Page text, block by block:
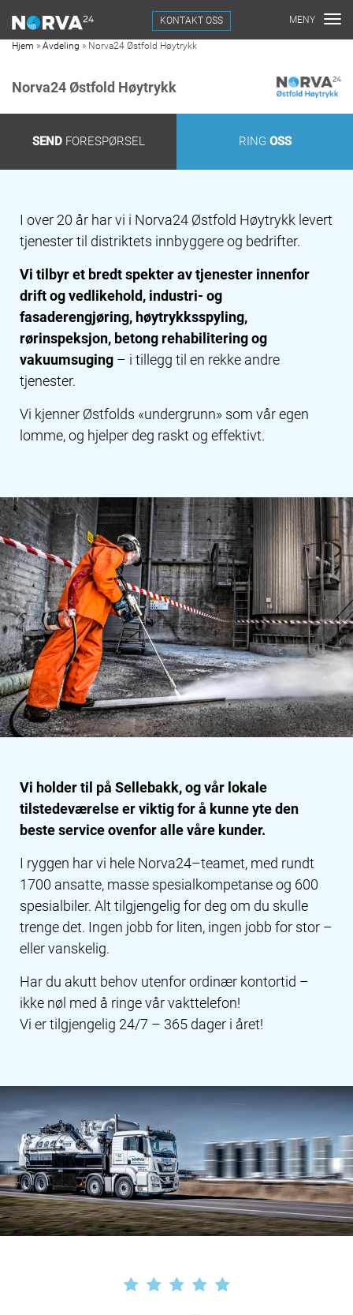
KONTAKT OSS
Hjem » Avdeling » Norva24 Østfold Høytrykk
Norva24 Østfold Høytrykk
SENDFORESPØRSEL RING OSS
I over 20 år har vi i Norva24 Østfold Høytrykk levert
tjenester til distriktets innbyggere og bedrifter.
Vi tilbyr et bredt spekter av tjenester innenfor
drift og vedlikehold, industri- og
fasaderengjøring, høytrykksspyling,
rørinspeksjon, betong rehabilitering og
vakuumsuging – i tillegg til en rekke andre
tjenester.
Vi kjenner Østfolds «undergrunn» som vår egen
lomme, og hjelper deg raskt og effektivt.
Vi holder til på Sellebakk, og vår lokale
tilstedeværelse er viktig for å kunne yte den
beste service ovenfor alle våre kunder.
I ryggen har vi hele Norva24–teamet, med rundt
1700 ansatte, masse spesialkompetanse og 600
spesialbiler. Alt tilgjengelig for deg om du skulle
trenge det. Ingen jobb for liten, ingen jobb for stor –
eller vanskelig.
Har du akutt behov utenfor ordinær kontortid –
ikke nøl med å ringe vår vakttelefon!
Vi er tilgjengelig 24/7 – 365 dager i året!